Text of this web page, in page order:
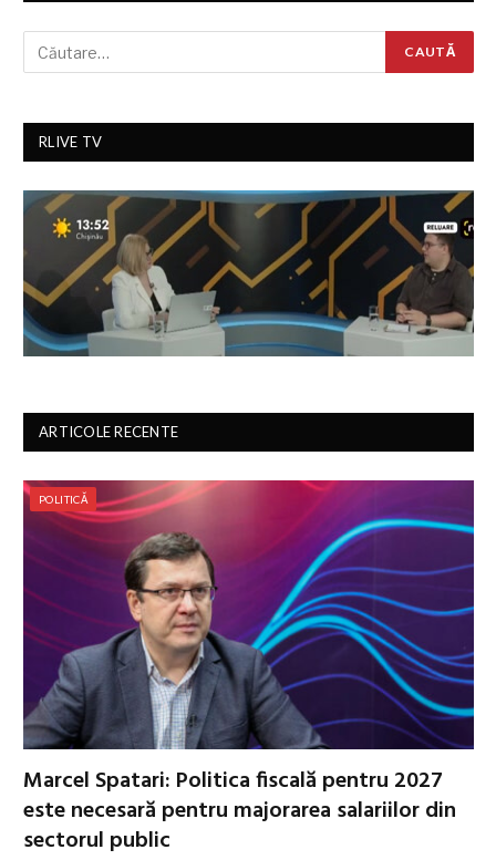
RLIVE TV
ARTICOLE RECENTE
POLITICĂ
Marcel Spatari: Politica fiscală pentru 2027
este necesară pentru majorarea salariilor din
sectorul public